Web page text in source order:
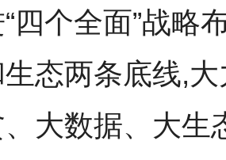
四个全面”战略
生态两条底线,
大数据、大生